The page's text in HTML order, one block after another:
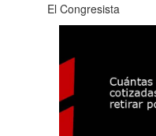
El Congresista